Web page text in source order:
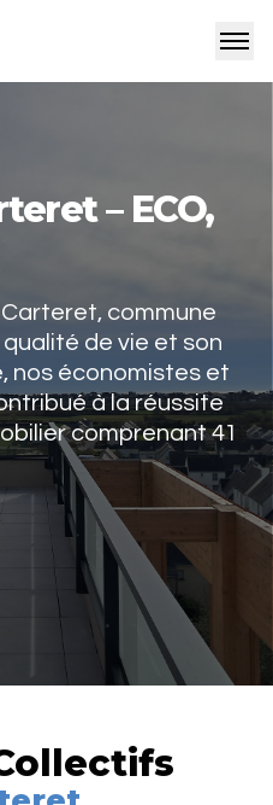
– ECO,
commune
de vie et son
nos économistes et
à la réussite
comprenant 41